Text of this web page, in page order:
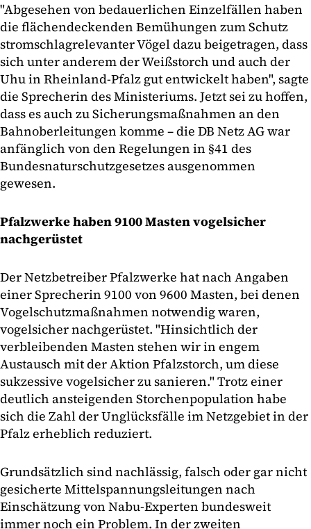
"Abgesehen von bedauerlichen Einzelfällen haben
die flächendeckenden Bemühungen zum Schutz
stromschlagrelevanter Vögel dazu beigetragen, dass
sich unter anderem der Weißstorch und auch der
Uhu in Rheinland-Pfalz gut entwickelt haben", sagte
die Sprecherin des Ministeriums. Jetzt sei zu hoffen,
dass es auch zu Sicherungsmaßnahmen an den
Bahnoberleitungen komme – die DB Netz AG war
anfänglich von den Regelungen in §41 des
Bundesnaturschutzgesetzes ausgenommen
gewesen.
Pfalzwerke haben 9100 Masten vogelsicher
nachgerüstet
Der Netzbetreiber Pfalzwerke hat nach Angaben
einer Sprecherin 9100 von 9600 Masten, bei denen
Vogelschutzmaßnahmen notwendig waren,
vogelsicher nachgerüstet. "Hinsichtlich der
verbleibenden Masten stehen wir in engem
Austausch mit der Aktion Pfalzstorch, um diese
sukzessive vogelsicher zu sanieren." Trotz einer
deutlich ansteigenden Storchenpopulation habe
sich die Zahl der Unglücksfälle im Netzgebiet in der
Pfalz erheblich reduziert.
Grundsätzlich sind nachlässig, falsch oder gar nicht
gesicherte Mittelspannungsleitungen nach
Einschätzung von Nabu-Experten bundesweit
immer noch ein Problem. In der zweiten